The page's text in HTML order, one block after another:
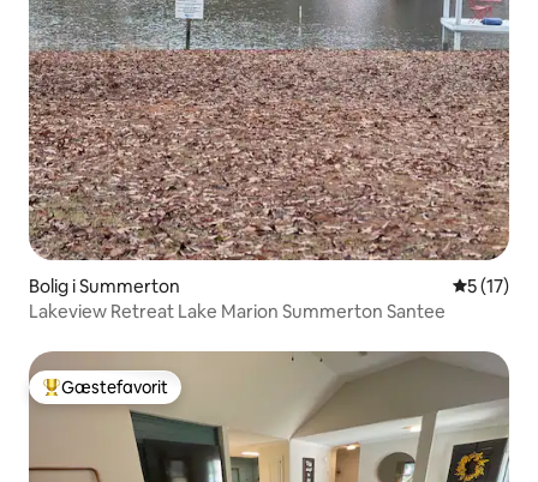
Bolig i Summerton 5 ud af 5
5 (17)
Lakeview Retreat Lake Marion Summerton Santee
Bedste gæstefavorit
Gæstefavorit